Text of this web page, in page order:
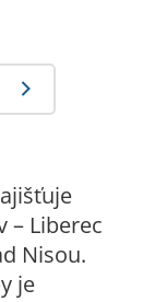
– Liberec
Nisou.
je